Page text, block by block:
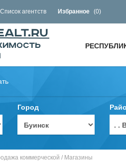
Список агентств Избранное (0)
Город
. .
коммерческой / Магазины